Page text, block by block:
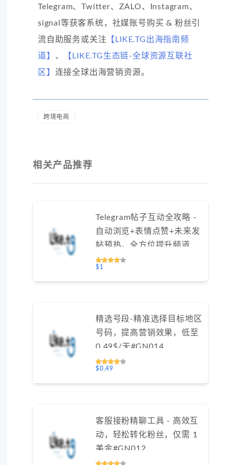
Telegram、Twitter、ZALO、Instagram、
signal等获客系统，社媒账号购买 & 粉丝引
流自助服务或关注 【LIKE.TG出海指南频
道】 、
【LIKE.TG生态链-全球资源互联社
区】 连接全球出海营销资源。
跨境电商
相关产品推荐
Telegram帖子互动全攻略 -
自动浏览+表情点赞+未来发
帖预热，全方位提升频道活
跃度（不支持免费测试）
$1
精选号段-精准选择目标地区
号码，提高营销效果，低至
0.49$/天#GN014
$0.49
客服接粉精聊工具 - 高效互
动，轻松转化粉丝，仅需 1
美金#GN012